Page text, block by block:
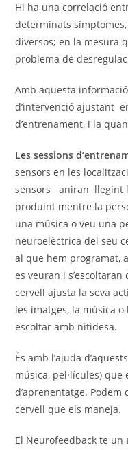
Hi ha una correlació
determinats
diversos; en la mesura
problema de
Amb aquesta
d’intervenció ajustant
d’entrenament, i la
Les sessions
sensors en les
sensors aniran llegint
produint mentre la
una música o veu una
neuroelèctrica del seu
al que hem programat,
es veuran i
cervell ajusta la seva
les imatges, la música
escoltar amb nitidesa.
És amb l’ajuda
música, pel·lícules)
d’aprenentatge.
cervell que els maneja.
El Neurofeedback te un